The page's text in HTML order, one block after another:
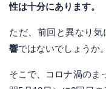
性は十分にあります。
ただ、前回と異なり気
響ではないでしょうか。
そこで、コロナ渦のま